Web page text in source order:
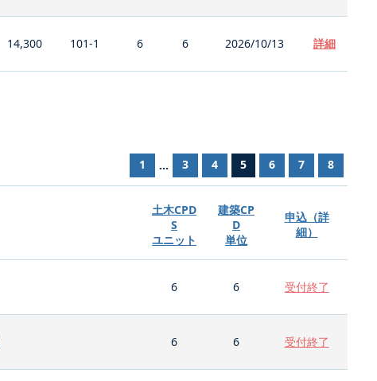
14,300 101-1 6 6 2026/10/13 詳細
1 ... 3 4 5 6 7 8
土木CPD
S
ユニット
建築CP
D
単位
申込（詳
細）
6 6 受付終了
6 6 受付終了